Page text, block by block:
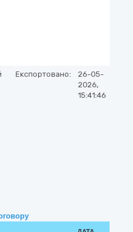
Експортовано:
26-05-
2026,
15:41:46